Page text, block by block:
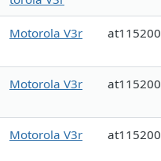
Motorola V3r at115200
Motorola V3r at115200
Motorola V3r at115200